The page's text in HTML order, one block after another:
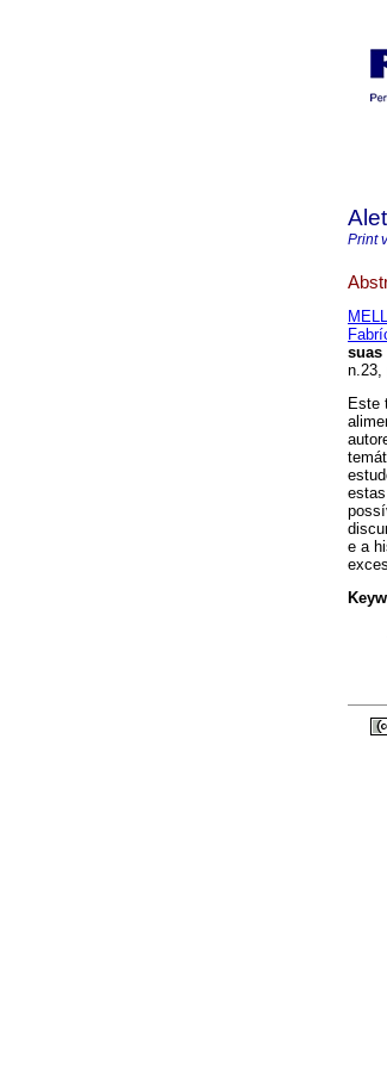
Print
suas
n.23,
Este
e a